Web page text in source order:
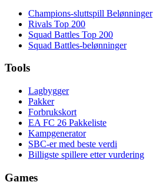
Champions-sluttspill Belønninger
Rivals Top 200
Squad Battles Top 200
Squad Battles-belønninger
Tools
Lagbygger
Pakker
Forbrukskort
EA FC 26 Pakkeliste
Kampgenerator
SBC-er med beste verdi
Billigste spillere etter vurdering
Games